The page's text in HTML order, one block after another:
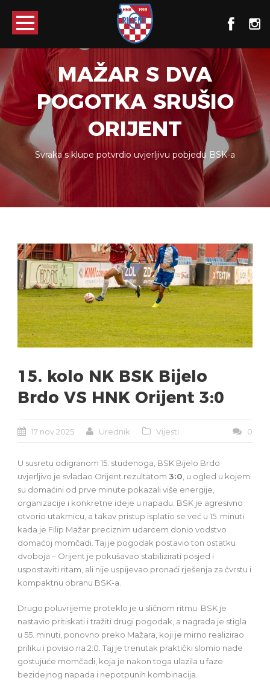
MAŽAR S DVA
POGOTKA SRUŠIO
ORIJENT
Svraka s klupe potvrdio uvjerljivu pobjedu BSK-a
15. kolo NK BSK Bijelo
Brdo VS HNK Orijent 3:0
17 nov 2025 Urednik Vijesti 0
U susretu odigranom 15. studenoga, BSK Bijelo Brdo
uvjerljivo je svladao Orijent rezultatom 3:0 , u ogled u kojem
su domaćini od prve minute pokazali više energije,
organizacije i konkretne ideje u napadu. BSK je agresivno
otvorio utakmicu, a takav pristup isplatio se već u 15. minuti
kada je Filip Mažar preciznim udarcem donio vodstvo
domaćoj momčadi. Taj je pogodak postavio ton ostatku
dvoboja – Orijent je pokušavao stabilizirati posjed i
uspostaviti ritam, ali nije uspijevao pronaći rješenja za čvrstu i
kompaktnu obranu BSK-a.
Drugo poluvrijeme proteklo je u sličnom ritmu. BSK je
nastavio pritiskati i tražiti drugi pogodak, a nagrada je stigla
u 55. minuti, ponovno preko Mažara, koji je mirno realizirao
priliku i povisio na 2:0. Taj je trenutak praktički slomio nade
gostujuće momčadi, koja je nakon toga ulazila u faze
bezidejnog napada i nepotpunih kombinacija.